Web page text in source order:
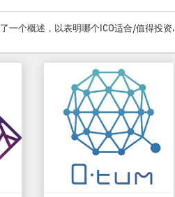
一个概述，以表明哪个ICO适合/值得投资.